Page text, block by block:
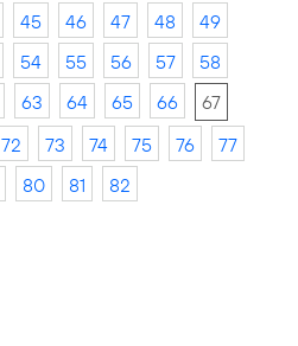
45 46 47 48
49
54 55 56 57
58
63 64 65 66
67
72 73 74 75 76
77
80 81 82